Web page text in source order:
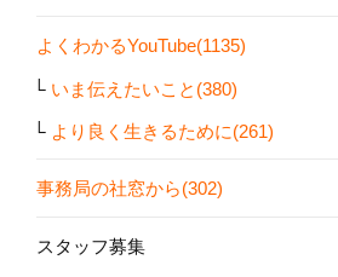
よくわかるYouTube(1135)
いま伝えたいこと(380)
より良く生きるために(261)
事務局の社窓から(302)
スタッフ募集